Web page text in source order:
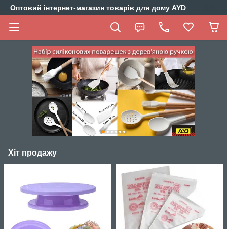
Оптовий інтернет-магазин товарів для дому AYD
Хіт продажу